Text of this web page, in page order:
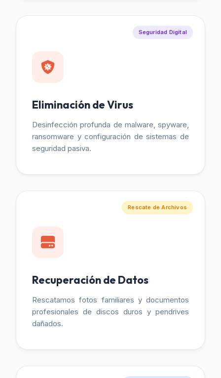
Seguridad Digital
Eliminación de Virus
Desinfección profunda de malware, spyware,
ransomware y configuración de sistemas de
seguridad pasiva.
Rescate de Archivos
Recuperación de Datos
Rescatamos fotos familiares y documentos
profesionales de discos duros y pendrives
dañados.